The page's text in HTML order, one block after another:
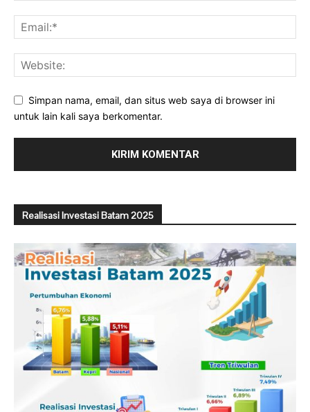
Simpan nama, email, dan situs web saya di browser ini
untuk lain kali saya berkomentar.
Realisasi Investasi Batam 2025